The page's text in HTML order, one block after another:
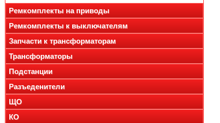
Ремкомплекты на приводы
Ремкомплекты к выключателям
Запчасти к трансформаторам
Трансформаторы
Подстанции
Разъеденители
ЩО
КО